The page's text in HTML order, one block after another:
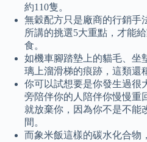
約110隻。
無穀配方只是廠商的行銷手
所講的挑選5大重點，才能
食。
如機車腳踏墊上的貓毛、坐
璃上溜滑梯的痕跡，這類還
你可以試想要是你發生過很
旁陪伴你的人陪伴你慢慢重
就放棄你，因為你不是不能
間。
而象米飯這樣的碳水化合物